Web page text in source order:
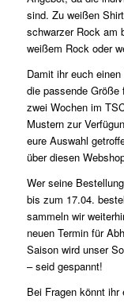
sind. Zu weißen
schwarzer Rock am
weißem Rock oder
Damit ihr euch
die passende
zwei Wochen im
Mustern zur
eure Auswahl
über diesen
Wer seine
bis zum 17.04.
sammeln wir
neuen Termin für
Saison wird unser
– seid gespannt!
Bei Fragen könnt